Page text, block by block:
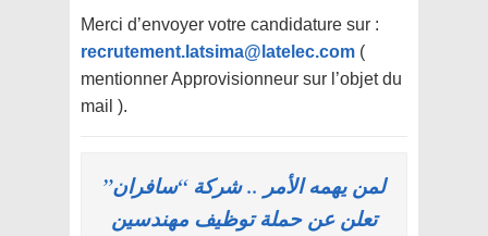
Merci d’envoyer votre candidature sur :
recrutement.latsima@latelec.com (
mentionner Approvisionneur sur l’objet du
mail ).
لمن يهمه الأمر .. شركة “سافران”
تعلن عن حملة توظيف مهندسين